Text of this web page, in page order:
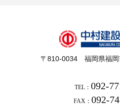
〒810-0034 福岡県福岡
TEL： 092-
FAX： 092-